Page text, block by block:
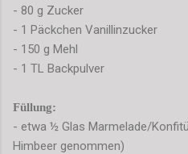
- 80 g Zucker
- 1 Päckchen Vanillinzucker
- 150 g Mehl
- 1 TL Backpulver
Füllung:
- etwa ½ Glas Marmelade/
Himbeer genommen)